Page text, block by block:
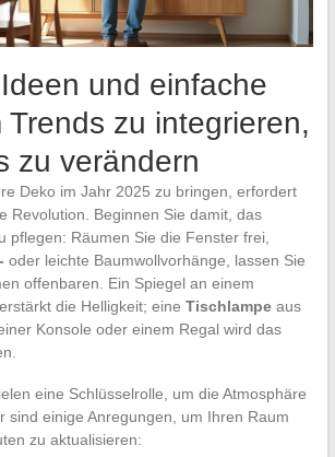
und einfache
Trends zu integrieren,
zu verändern
Deko im Jahr 2025 zu bringen, erfordert
Revolution. Beginnen Sie damit, das
pflegen: Räumen Sie die Fenster frei,
oder leichte Baumwollvorhänge, lassen Sie
offenbaren. Ein Spiegel an einem
die Helligkeit; eine Tischlampeaus
Konsole oder einem Regal wird das
eine Schlüsselrolle, um die Atmosphäre
sind einige Anregungen, um Ihren Raum
zu aktualisieren: